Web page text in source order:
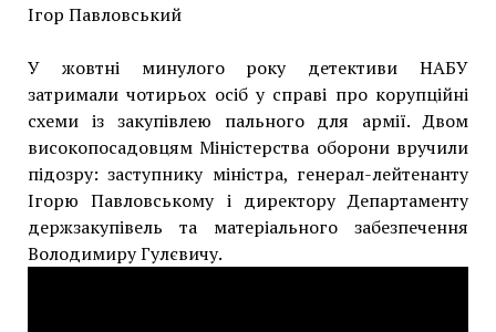
Ігор Павловський
У жовтні минулого року детективи НАБУ
затримали чотирьох осіб у справі про корупційні
схеми із закупівлею пального для армії. Двом
високопосадовцям Міністерства оборони вручили
підозру: заступнику міністра, генерал-лейтенанту
Ігорю Павловському і директору Департаменту
держзакупівель та матеріального забезпечення
Володимиру Гулєвичу.